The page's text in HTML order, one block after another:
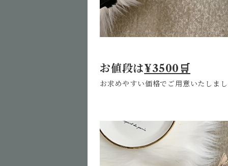
お値段は¥3500🛒
お求めやすい価格でご用意いたしま